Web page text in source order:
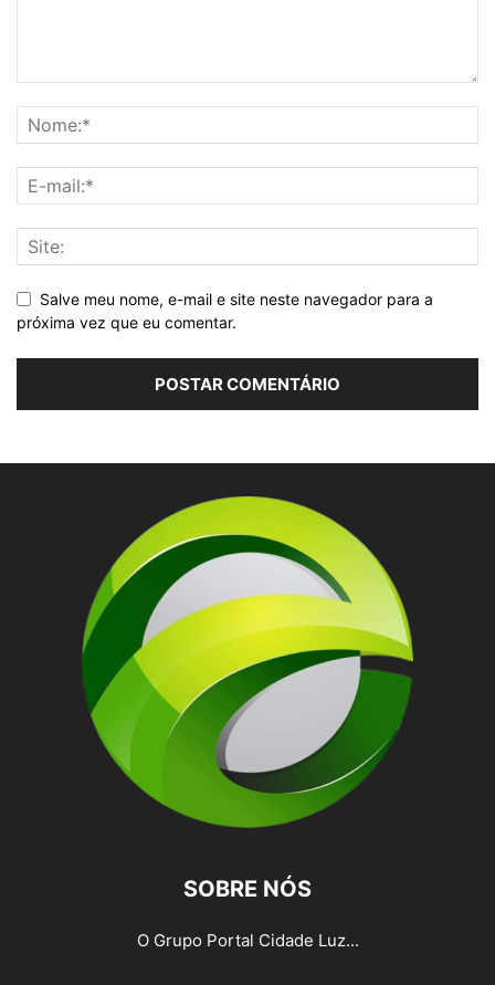
Salve meu nome, e-mail e site neste navegador para a
próxima vez que eu comentar.
SOBRE NÓS
O Grupo Portal Cidade Luz...